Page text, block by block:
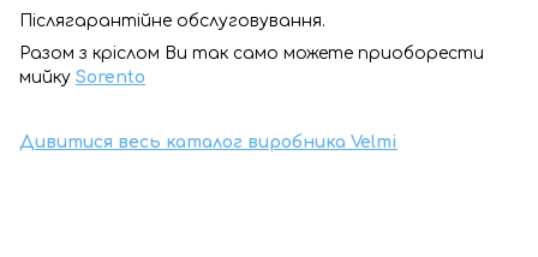
Післягарантійне обслуговування.
Разом з кріслом Ви так само можете приоборести
мийку Sorento
Дивитися весь каталог виробника Velmi